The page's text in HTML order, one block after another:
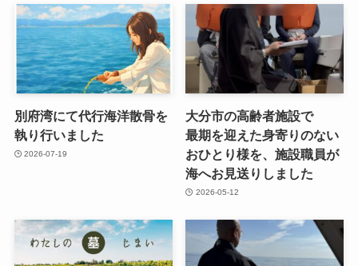
別府湾にて代行海洋散骨を​
執り​行いました
2026-07-19
大分市の​高齢者施設で​
最期を​迎えた​身寄りの​ない​
おひとり様を、​施設職員が​
海へお見送りしました
2026-05-12